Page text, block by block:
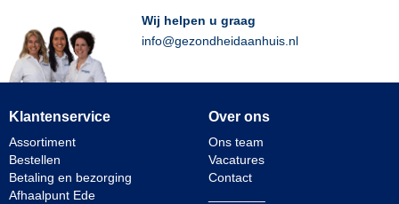
Wij helpen u graag
info@gezondheidaanhuis.nl
Klantenservice
Assortiment
Bestellen
Betaling en bezorging
Afhaalpunt Ede
Over ons
Ons team
Vacatures
Contact